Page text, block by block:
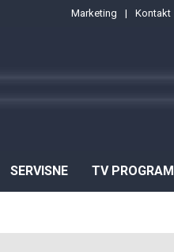
Marketing Kontakt
SERVISNE TV PROGRAM